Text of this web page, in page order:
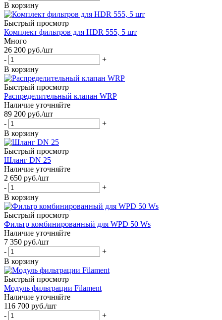
В корзину
Быстрый просмотр
Комплект фильтров для HDR 555, 5 шт
Много
26 200 руб./шт
-
+
В корзину
Быстрый просмотр
Распределительный клапан WRP
Наличие уточняйте
89 200 руб./шт
-
+
В корзину
Быстрый просмотр
Шланг DN 25
Наличие уточняйте
2 650 руб./шт
-
+
В корзину
Быстрый просмотр
Фильтр комбинированный для WPD 50 Ws
Наличие уточняйте
7 350 руб./шт
-
+
В корзину
Быстрый просмотр
Модуль фильтрации Filament
Наличие уточняйте
116 700 руб./шт
-
+